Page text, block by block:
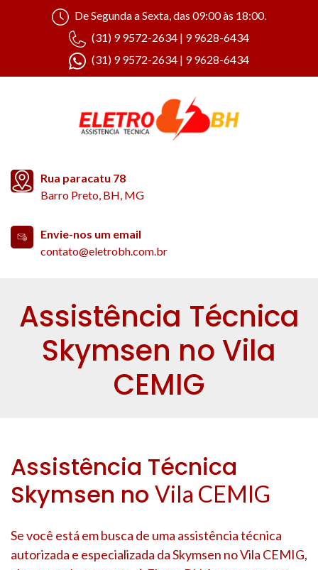
De Segunda a Sexta, das 09:00 às 18:00.
(31) 9 9572-2634 | 9 9628-6434
(31) 9 9572-2634 | 9 9628-6434
Rua paracatu 78
Barro Preto, BH, MG
Envie-nos um email
contato@eletrobh.com.br
Assistência Técnica
Skymsen no Vila
CEMIG
Assistência Técnica
Skymsen no Vila CEMIG
Se você está em busca de uma assistência técnica
autorizada e especializada da Skymsen noVila CEMIG,